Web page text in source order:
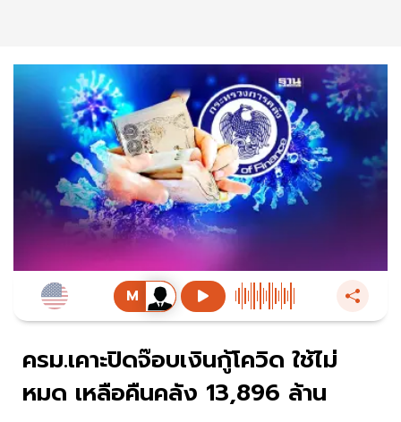
ครม.เคาะปิดจ๊อบเงินกู้โควิด ใช้ไม่
หมด เหลือคืนคลัง 13,896 ล้าน